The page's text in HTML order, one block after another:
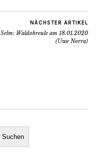
NÄCHSTER ARTIKEL
Selm: Waldohreule am 18.01.2020
(Uwe Norra)
Suchen